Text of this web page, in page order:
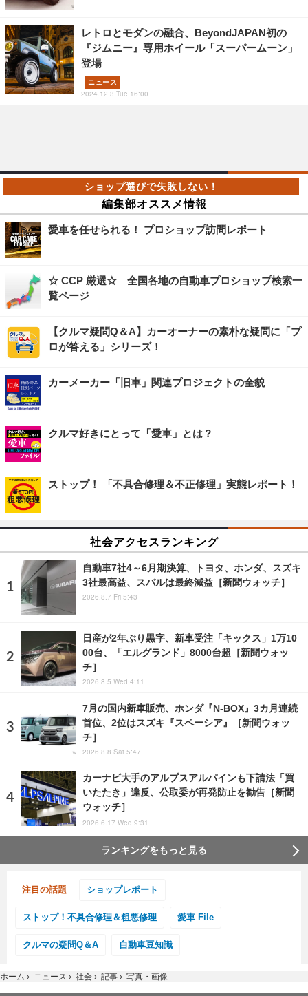
レトロとモダンの融合、BeyondJAPAN初の
『ジムニー』専用ホイール「スーパームーン」
登場
ニュース
2024.12.3 Tue 16:00
編集部オススメ情報
愛車を任せられる！ プロショップ訪問レポート
☆ CCP 厳選☆ 全国各地の自動車プロショップ検索一
覧ページ
【クルマ疑問Q＆A】カーオーナーの素朴な疑問に「プ
ロが答える」シリーズ！
カーメーカー「旧車」関連プロジェクトの全貌
クルマ好きにとって「愛車」とは？
ストップ！ 「不具合修理＆不正修理」実態レポート！
社会アクセスランキング
自動車7社4～6月期決算、トヨタ、ホンダ、スズキ
3社最高益、スバルは最終減益［新聞ウォッチ］
2026.8.7 Fri 5:43
日産が2年ぶり黒字、新車受注「キックス」1万10
00台、「エルグランド」8000台超［新聞ウォッ
チ］
2026.8.5 Wed 4:11
7月の国内新車販売、ホンダ『N-BOX』3カ月連続
首位、2位はスズキ『スペーシア』［新聞ウォッ
チ］
2026.8.8 Sat 5:47
カーナビ大手のアルプスアルパインも下請法「買
いたたき」違反、公取委が再発防止を勧告［新聞
ウォッチ］
2026.6.17 Wed 9:31
ランキングをもっと見る
注目の話題 ショップレポート
ストップ！不具合修理＆粗悪修理 愛車 File
クルマの疑問Q＆A 自動車豆知識
ホーム › ニュース › 社会 › 記事 › 写真・画像